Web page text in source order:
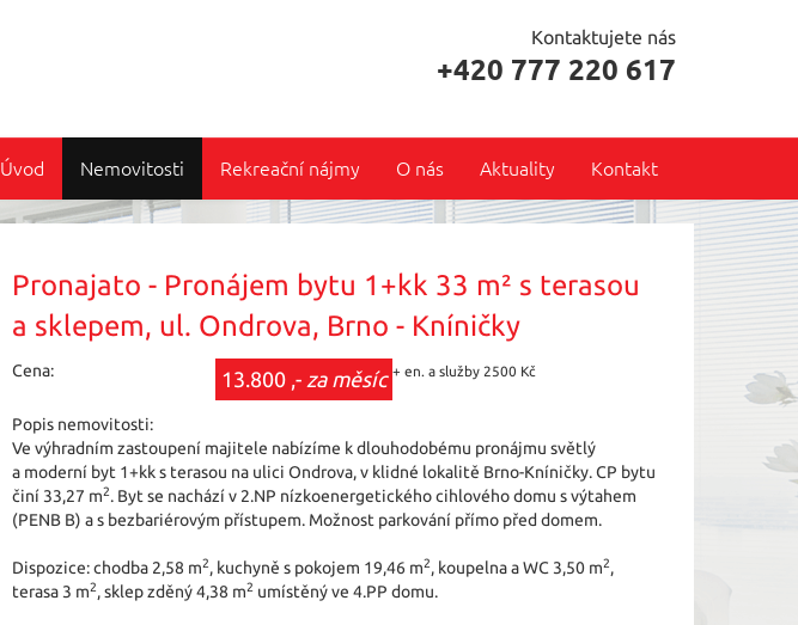
Kontaktujete nás
+420 777 220 617
Úvod Nemovitosti Rekreační nájmy O nás Aktuality Kontakt
Pronajato - Pronájem bytu 1+kk 33 m² s terasou
a sklepem, ul. Ondrova, Brno - Kníničky
Cena: 13.800 ,- za měsíc + en. a služby 2500 Kč
Popis nemovitosti:
Ve výhradním zastoupení majitele nabízíme k dlouhodobému pronájmu světlý
a moderní byt 1+kk s terasou na ulici Ondrova, v klidné lokalitě Brno-Kníničky. CP bytu
činí 33,27 m2. Byt se nachází v 2.NP nízkoenergetického cihlového domu s výtahem
(PENB B) a s bezbariérovým přístupem. Možnost parkování přímo před domem.
Dispozice: chodba 2,58 m2, kuchyně s pokojem 19,46 m2, koupelna a WC 3,50 m2,
terasa 3 m2, sklep zděný 4,38 m2 umístěný ve 4.PP domu.